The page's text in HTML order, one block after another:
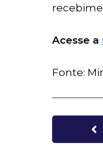
Acesse a
Fonte: